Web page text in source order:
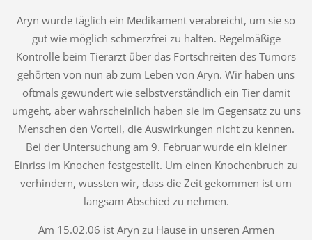
Aryn wurde täglich ein Medikament verabreicht, um sie so
gut wie möglich schmerzfrei zu halten. Regelmäßige
Kontrolle beim Tierarzt über das Fortschreiten des Tumors
gehörten von nun ab zum Leben von Aryn. Wir haben uns
oftmals gewundert wie selbstverständlich ein Tier damit
umgeht, aber wahrscheinlich haben sie im Gegensatz zu uns
Menschen den Vorteil, die Auswirkungen nicht zu kennen.
Bei der Untersuchung am 9. Februar wurde ein kleiner
Einriss im Knochen festgestellt. Um einen Knochenbruch zu
verhindern, wussten wir, dass die Zeit gekommen ist um
langsam Abschied zu nehmen.
Am 15.02.06 ist Aryn zu Hause in unseren Armen